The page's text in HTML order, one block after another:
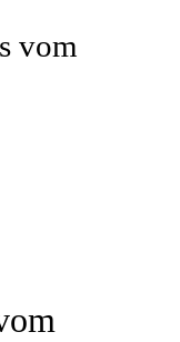
vom